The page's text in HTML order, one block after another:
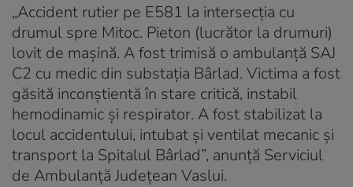
„Accident rutier pe E581 la intersecţia cu
drumul spre Mitoc. Pieton (lucrător la drumuri)
lovit de maşină. A fost trimisă o ambulanţă SAJ
C2 cu medic din substaţia Bârlad. Victima a fost
găsită inconştientă în stare critică, instabil
hemodinamic şi respirator. A fost stabilizat la
locul accidentului, intubat şi ventilat mecanic şi
transport la Spitalul Bârlad”, anunţă Serviciul
de Ambulanţă Judeţean Vaslui.